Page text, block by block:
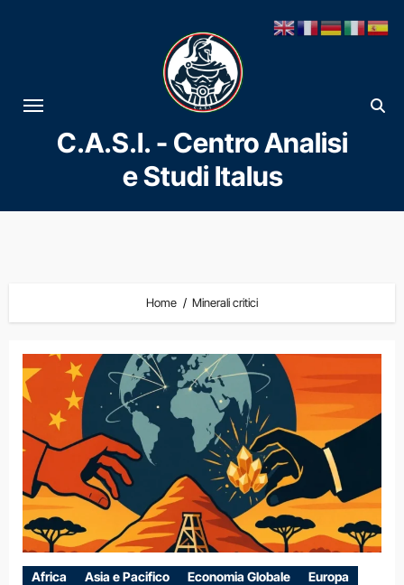
al
contenuto
C.A.S.I. - Centro Analisi
e Studi Italus
Home Minerali critici
Africa Asia e Pacifico Economia Globale
Europa